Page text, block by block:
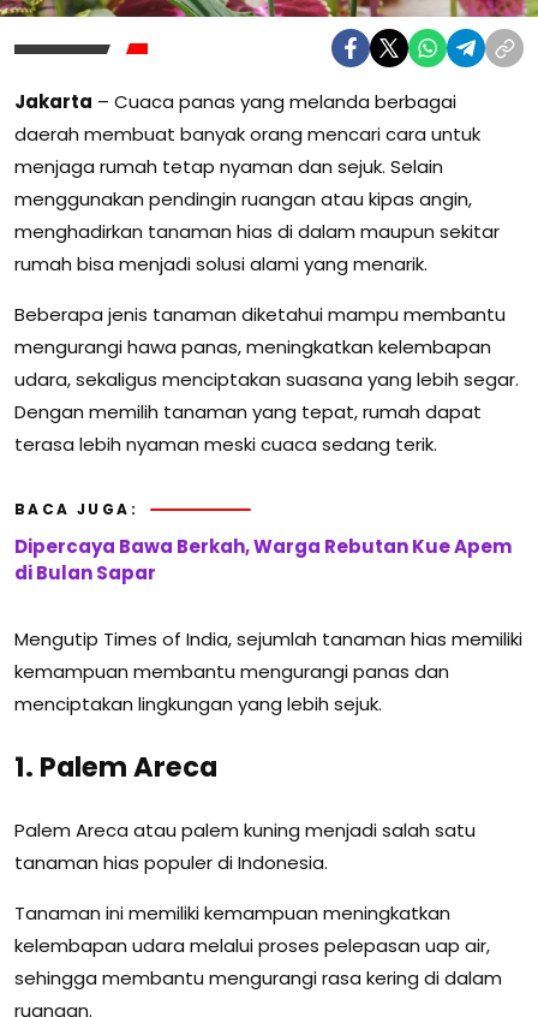
Jakarta – Cuaca panas yang melanda berbagai
daerah membuat banyak orang mencari cara untuk
menjaga rumah tetap nyaman dan sejuk. Selain
menggunakan pendingin ruangan atau kipas angin,
menghadirkan tanaman hias di dalam maupun sekitar
rumah bisa menjadi solusi alami yang menarik.
Beberapa jenis tanaman diketahui mampu membantu
mengurangi hawa panas, meningkatkan kelembapan
udara, sekaligus menciptakan suasana yang lebih segar.
Dengan memilih tanaman yang tepat, rumah dapat
terasa lebih nyaman meski cuaca sedang terik.
BACA JUGA:
Dipercaya Bawa Berkah, Warga Rebutan Kue Apem
di Bulan Sapar
Mengutip Times of India, sejumlah tanaman hias memiliki
kemampuan membantu mengurangi panas dan
menciptakan lingkungan yang lebih sejuk.
1. Palem Areca
Palem Areca atau palem kuning menjadi salah satu
tanaman hias populer di Indonesia.
Tanaman ini memiliki kemampuan meningkatkan
kelembapan udara melalui proses pelepasan uap air,
sehingga membantu mengurangi rasa kering di dalam
ruangan.